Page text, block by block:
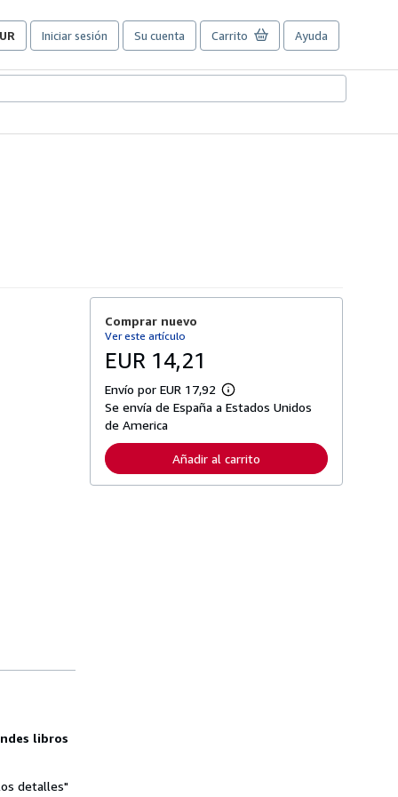
Iniciar sesión Su cuenta Carrito Ayuda
libros
detalles"
Comprar nuevo
Ver este artículo
EUR 14,21
Envío por EUR 17,92
M
á
f
o
r
Se envía de España a Estados Unidos
de America
Añadir al carrito